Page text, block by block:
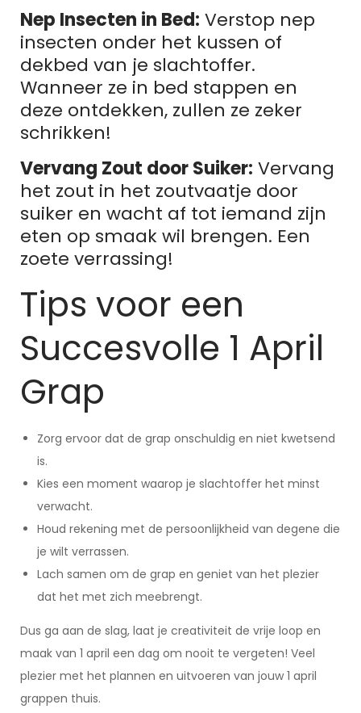
Nep Insecten in Bed: Verstop nep
insecten onder het kussen of
dekbed van je slachtoffer.
Wanneer ze in bed stappen en
deze ontdekken, zullen ze zeker
schrikken!
Vervang Zout door Suiker: Vervang
het zout in het zoutvaatje door
suiker en wacht af tot iemand zijn
eten op smaak wil brengen. Een
zoete verrassing!
Tips voor een
Succesvolle 1 April
Grap
Zorg ervoor dat de grap onschuldig en niet kwetsend
is.
Kies een moment waarop je slachtoffer het minst
verwacht.
Houd rekening met de persoonlijkheid van degene die
je wilt verrassen.
Lach samen om de grap en geniet van het plezier
dat het met zich meebrengt.
Dus ga aan de slag, laat je creativiteit de vrije loop en
maak van 1 april een dag om nooit te vergeten! Veel
plezier met het plannen en uitvoeren van jouw 1 april
grappen thuis.